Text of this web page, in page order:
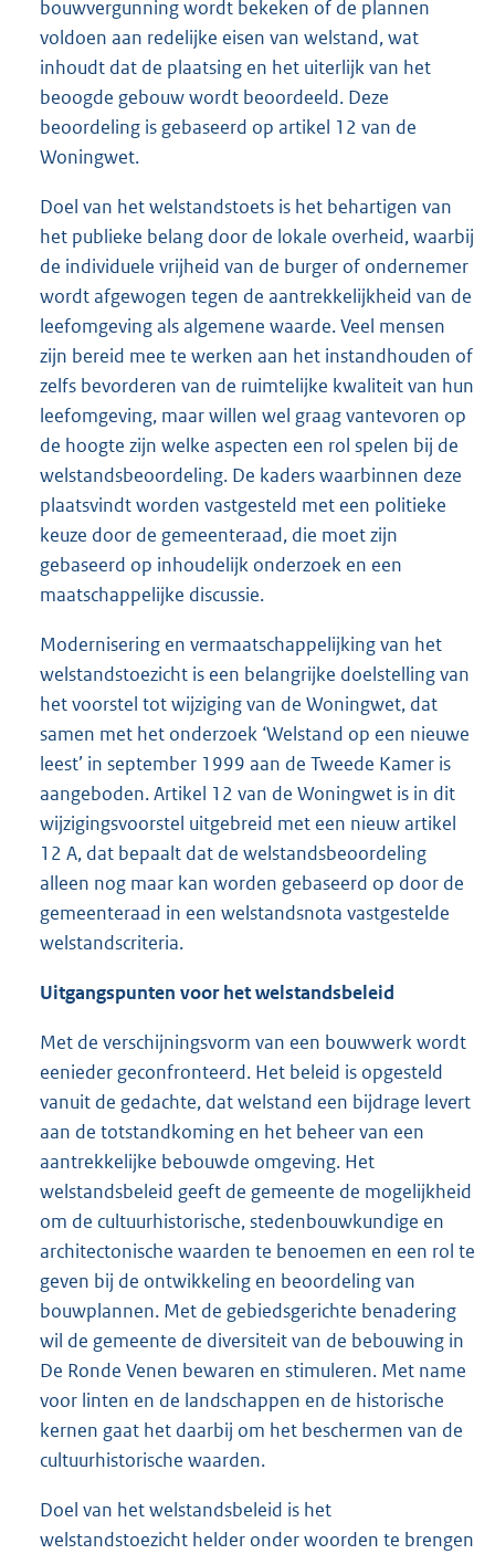
bouwvergunning wordt bekeken of de plannen
voldoen aan redelijke eisen van welstand, wat
inhoudt dat de plaatsing en het uiterlijk van het
beoogde gebouw wordt beoordeeld. Deze
beoordeling is gebaseerd op artikel 12 van de
Woningwet.
Doel van het welstandstoets is het behartigen van
het publieke belang door de lokale overheid, waarbij
de individuele vrijheid van de burger of ondernemer
wordt afgewogen tegen de aantrekkelijkheid van de
leefomgeving als algemene waarde. Veel mensen
zijn bereid mee te werken aan het instandhouden of
zelfs bevorderen van de ruimtelijke kwaliteit van hun
leefomgeving, maar willen wel graag vantevoren op
de hoogte zijn welke aspecten een rol spelen bij de
welstandsbeoordeling. De kaders waarbinnen deze
plaatsvindt worden vastgesteld met een politieke
keuze door de gemeenteraad, die moet zijn
gebaseerd op inhoudelijk onderzoek en een
maatschappelijke discussie.
Modernisering en vermaatschappelijking van het
welstandstoezicht is een belangrijke doelstelling van
het voorstel tot wijziging van de Woningwet, dat
samen met het onderzoek ‘Welstand op een nieuwe
leest’ in september 1999 aan de Tweede Kamer is
aangeboden. Artikel 12 van de Woningwet is in dit
wijzigingsvoorstel uitgebreid met een nieuw artikel
12 A, dat bepaalt dat de welstandsbeoordeling
alleen nog maar kan worden gebaseerd op door de
gemeenteraad in een welstandsnota vastgestelde
welstandscriteria.
Uitgangspunten voor het welstandsbeleid
Met de verschijningsvorm van een bouwwerk wordt
eenieder geconfronteerd. Het beleid is opgesteld
vanuit de gedachte, dat welstand een bijdrage levert
aan de totstandkoming en het beheer van een
aantrekkelijke bebouwde omgeving. Het
welstandsbeleid geeft de gemeente de mogelijkheid
om de cultuurhistorische, stedenbouwkundige en
architectonische waarden te benoemen en een rol te
geven bij de ontwikkeling en beoordeling van
bouwplannen. Met de gebiedsgerichte benadering
wil de gemeente de diversiteit van de bebouwing in
De Ronde Venen bewaren en stimuleren. Met name
voor linten en de landschappen en de historische
kernen gaat het daarbij om het beschermen van de
cultuurhistorische waarden.
Doel van het welstandsbeleid is het
welstandstoezicht helder onder woorden te brengen